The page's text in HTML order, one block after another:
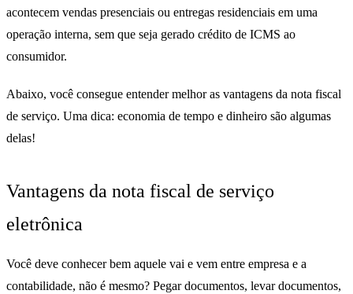
acontecem vendas presenciais ou entregas residenciais em uma
operação interna, sem que seja gerado crédito de ICMS ao
consumidor.
Abaixo, você consegue entender melhor as vantagens da nota fiscal
de serviço. Uma dica: economia de tempo e dinheiro são algumas
delas!
Vantagens da nota fiscal de serviço
eletrônica
Você deve conhecer bem aquele vai e vem entre empresa e a
contabilidade, não é mesmo? Pegar documentos, levar documentos,